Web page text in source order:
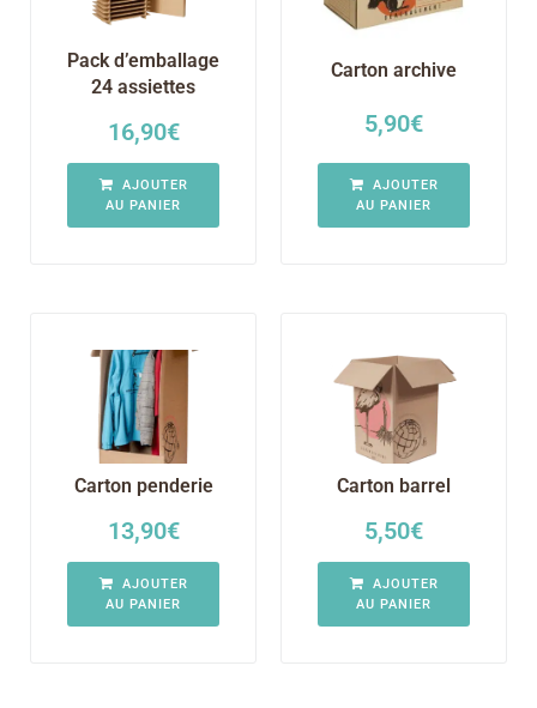
Pack d’emballage
24 assiettes
16,90€
AJOUTER
AU PANIER
Carton archive
5,90€
AJOUTER
AU PANIER
Carton penderie
13,90€
AJOUTER
AU PANIER
Carton barrel
5,50€
AJOUTER
AU PANIER